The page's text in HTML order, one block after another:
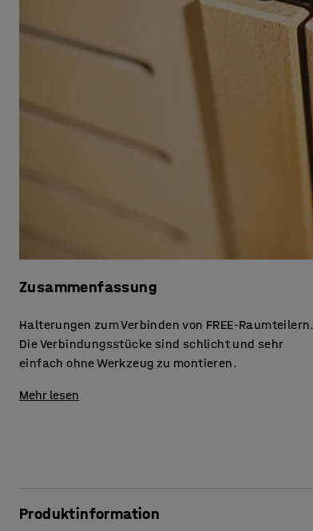
Zusammenfassung
Halterungen zum Verbinden von FREE-Raumteilern.
Die Verbindungsstücke sind schlicht und sehr
einfach ohne Werkzeug zu montieren.
Mehr lesen
Produktinformation